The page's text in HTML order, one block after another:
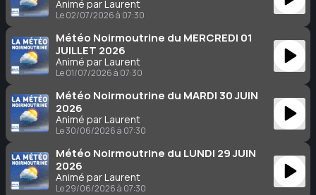
Animé par Laurent
Le 02/07/2026 à 07:30
Météo Noirmoutrine du MERCREDI 01
JUILLET 2026
Animé par Laurent
Le 01/07/2026 à 07:30
Météo Noirmoutrine du MARDI 30 JUIN
2026
Animé par Laurent
Le 30/06/2026 à 07:30
Météo Noirmoutrine du LUNDI 29 JUIN
2026
Animé par Laurent
Le 29/06/2026 à 07:30